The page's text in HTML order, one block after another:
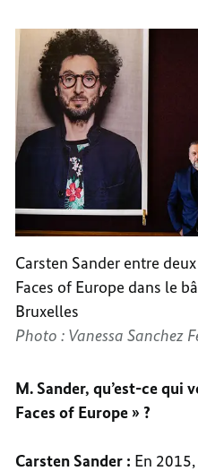
Carsten Sander entre
Faces of Europe dans le
Bruxelles
Photo : Vanessa Sanchez
M. Sander, qu’est-ce qui
Faces of Europe » ?
Carsten Sander : En